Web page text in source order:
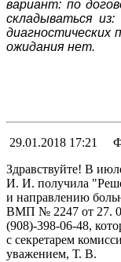
вариант: по
складываться из:
диагностических
ожидания нет.
29.01.2018 17:21
Здравствуйте! В
И. И. получила
и направлению
ВМП № 2247 от 27.
(908)-398-06-48,
с секретарем
уважением, Т. В.